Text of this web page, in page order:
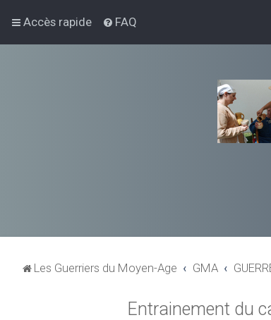
Accès rapide FAQ
Les Guerriers du Moyen-Age GMA
Entrainement du